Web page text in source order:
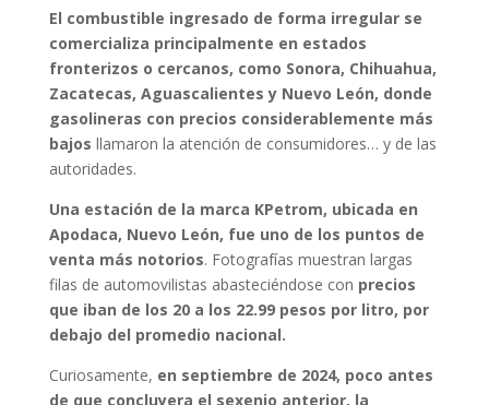
El combustible ingresado de forma irregular se
comercializa principalmente en estados
fronterizos o cercanos, como Sonora, Chihuahua,
Zacatecas, Aguascalientes y Nuevo León, donde
gasolineras con precios considerablemente más
bajos llamaron la atención de consumidores… y de las
autoridades.
Una estación de la marca KPetrom, ubicada en
Apodaca, Nuevo León, fue uno de los puntos de
venta más notorios. Fotografías muestran largas
filas de automovilistas abasteciéndose con precios
que iban de los 20 a los 22.99 pesos por litro, por
debajo del promedio nacional.
Curiosamente, en septiembre de 2024, poco antes
de que concluyera el sexenio anterior, la